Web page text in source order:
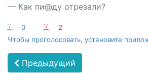
— Как пи@ду отрезали?
:-) 0 :-(
2
Чтобы проголосовать, установите
Предыдущий